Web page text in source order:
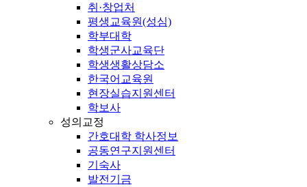
취·창업처
평생교육원(성심)
학부대학
학생군사교육단
학생생활상담소
한국어교육원
현장실습지원센터
학보사
성의교정
간호대학 학사정보
공동연구지원센터
기숙사
발전기금